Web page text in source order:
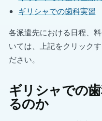
ギリシャでの歯科実習
各派遣先における日程、
いては、上記をクリックす
ださい。
ギリシャでの
るのか